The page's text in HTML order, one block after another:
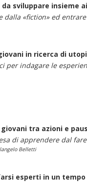
sviluppare insieme
dalla «fiction» ed
in ricerca di
per indagare le
tra azioni e
di apprendere dal
Belletti
esperti in un